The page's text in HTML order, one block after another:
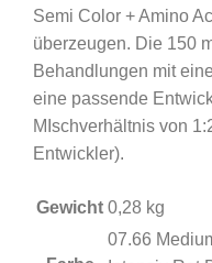
Semi Color + Amino
überzeugen. Die 150
Behandlungen mit
eine passende
MIschverhältnis von
Entwickler).
Gewicht 0,28 kg
07.66